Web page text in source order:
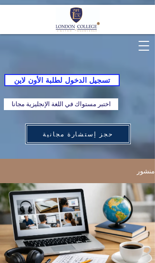
تسجيل الدخول لطلبة الأون لاين
اختبر مستواك في اللغة الإنجليزية مجانا
حجز إستشارة مجانية
منشور